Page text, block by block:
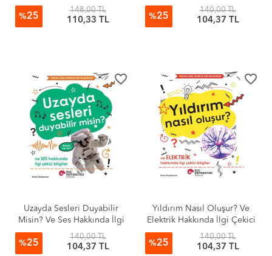
%25
148,00 TL
110,33 TL
Çekici Bilgiler / Meraklı
Genç Okurlar İçin Fen
%25
140,00 TL
104,37 TL
favorite_border
Uzayda Sesleri Duyabilir
Misin? Ve Ses Hakkında İlgi
Çekici Bilgiler / Meraklı
Genç Okurlar İçin Fen
%25
140,00 TL
104,37 TL
favorite_border
Yıldırım Nasıl Oluşur? Ve
Elektrik Hakkında İlgi Çekici
Bilgiler / Meraklı Genç
Okurlar İçin Fen Bilimleri
%25
140,00 TL
104,37 TL